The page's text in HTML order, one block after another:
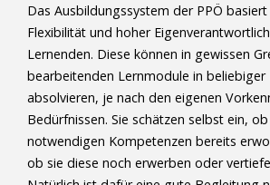
Das Ausbildungssystem der PPÖ
Flexibilität und hoher
Lernenden. Diese können in gewissen
bearbeitenden Lernmodule in beliebiger
absolvieren, je nach den eigenen
Bedürfnissen. Sie schätzen selbst ein,
notwendigen Kompetenzen bereits
ob sie diese noch erwerben oder